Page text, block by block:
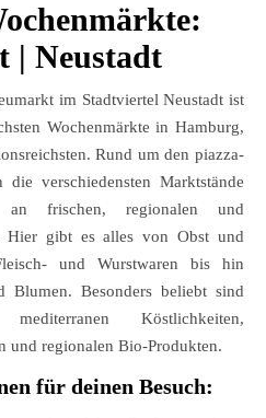
| Neustadt
im Stadtviertel Neustadt ist
Wochenmärkte in Hamburg,
Rund um den piazza-
verschiedensten Marktstände
frischen, regionalen und
Hier gibt es alles von Obst und
und Wurstwaren bis hin
Blumen. Besonders beliebt sind
Köstlichkeiten,
und regionalen Bio-Produkten.
für deinen Besuch: